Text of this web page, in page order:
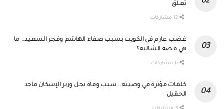
تعلق
غضب عارم في الكويت بسبب صفاء الهاشم وفجر السعيد.. ما
هي قصة الشاليه؟
كلمات مؤثرة في وصيته.. سبب وفاة نجل وزير الإسكان ماجد
الحقيل